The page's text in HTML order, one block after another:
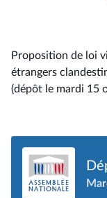
Proposition de loi
étrangers
(dépôt le mardi 15